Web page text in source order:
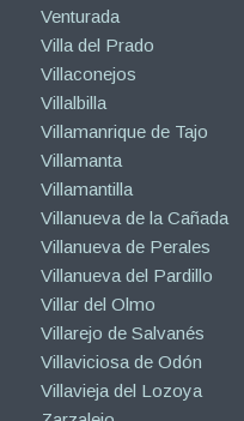
Venturada
Villa del Prado
Villaconejos
Villalbilla
Villamanrique de Tajo
Villamanta
Villamantilla
Villanueva de la Cañada
Villanueva de Perales
Villanueva del Pardillo
Villar del Olmo
Villarejo de Salvanés
Villaviciosa de Odón
Villavieja del Lozoya